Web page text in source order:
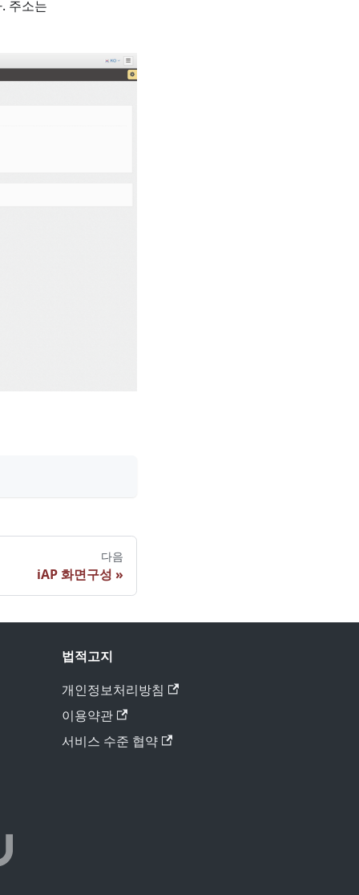
주소는
다음
iAP 화면구성
법적고지
개인정보처리방침
이용약관
서비스 수준 협약